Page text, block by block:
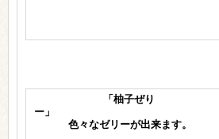
「柚子ぜり
ー」
色々なゼリーが出来ます。